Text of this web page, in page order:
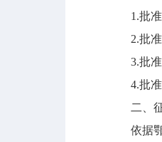
1.批准
2.批准
3.批准
4.批准
二、征
依据鄂